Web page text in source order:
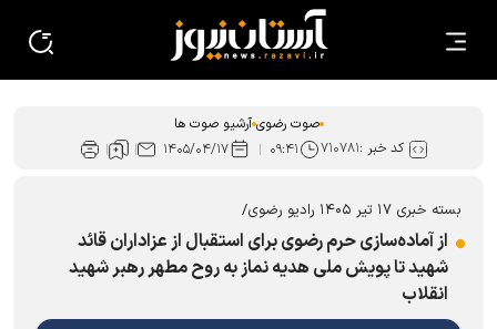
صوت رضوی آرشیو صوت ها
کد خبر :۷۱۰۷۸۱ ۰۹:۴۱ ۱۴۰۵/۰۴/۱۷
بسته خبری ۱۷ تیر ۱۴۰۵ رادیو رضوی/
از آماده‌سازی حرم رضوی برای استقبال از عزاداران قائد
شهید تا پویش ملی هدیه نماز به روح مطهر رهبر شهید
انقلاب